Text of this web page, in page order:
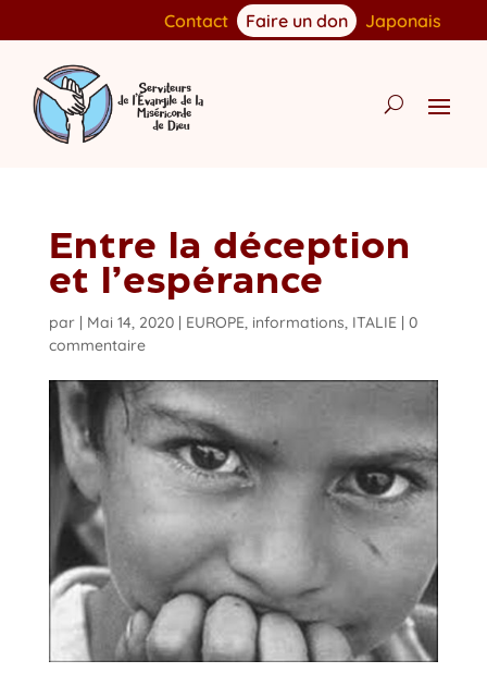
Contact Faire un don Japonais
Entre la déception
et l’espérance
par Mai 14, 2020| EUROPE, informations, ITALIE| 0
commentaire